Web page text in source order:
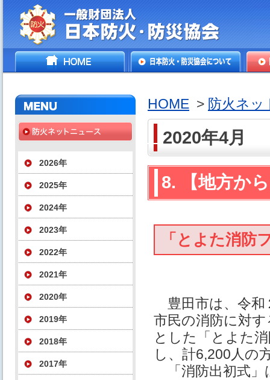
一般財団法人日本防火・防
HOME
2026年
2025年
2024年
2023年
2022年
2021年
2020年
2019年
2018年
2017年
HOME > 防火ネッ
2020年4月
8. 【地方か
「とよた消防
豊田市は、令和
市民の消防に対
とした「とよた
し、計6,200人の
「消防出初式」